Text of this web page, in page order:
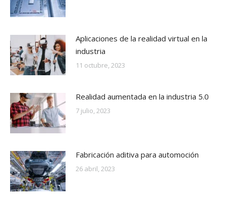
Aplicaciones de la realidad virtual en la
industria
11 octubre, 2023
Realidad aumentada en la industria 5.0
7 julio, 2023
Fabricación aditiva para automoción
26 abril, 2023